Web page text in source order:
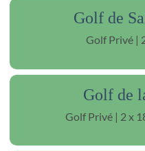
Golf de
Golf Privé |
Golf de
Golf Privé | 2 x